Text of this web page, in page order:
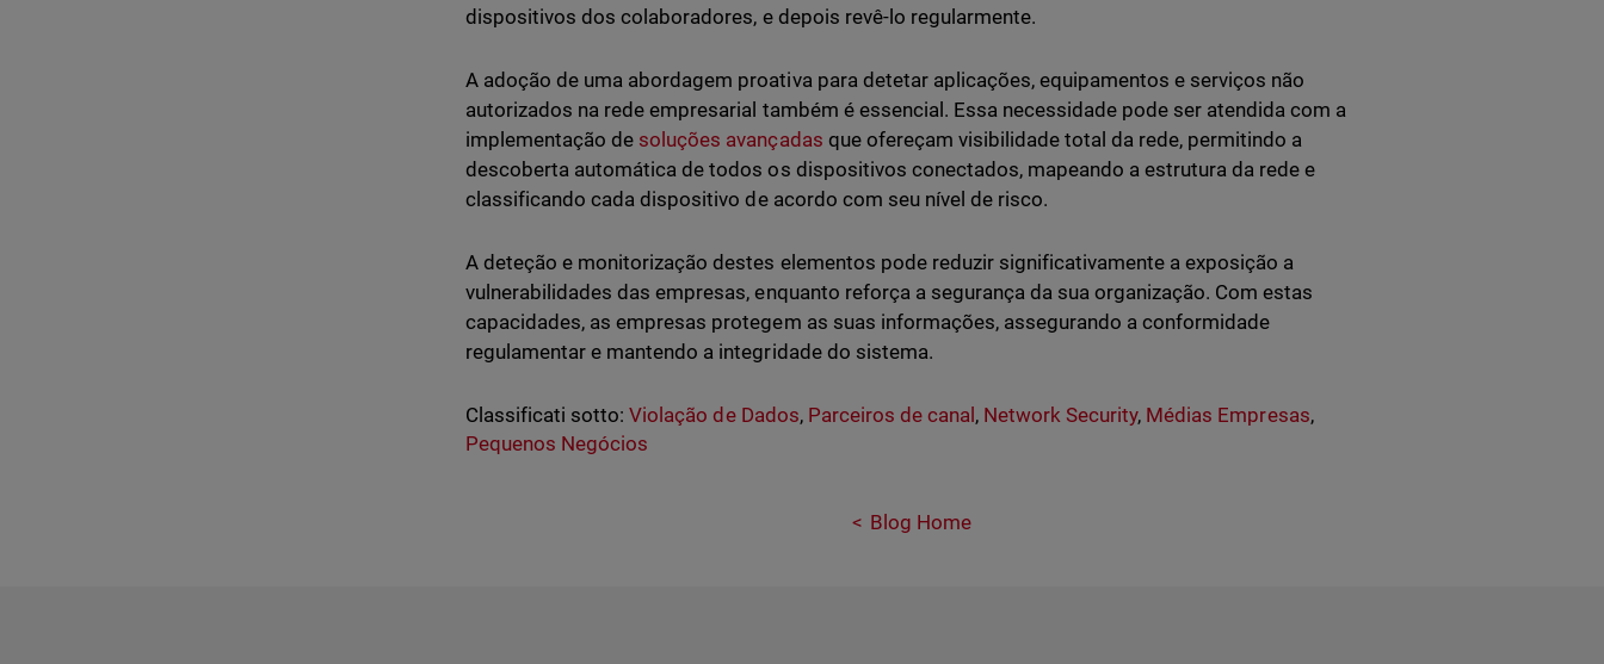
dispositivos dos colaboradores, e depois revê-lo regularmente.
A adoção de uma abordagem proativa para detetar aplicações, equipamentos e serviços não
autorizados na rede empresarial também é essencial. Essa necessidade pode ser atendida com a
implementação de soluções avançadas que ofereçam visibilidade total da rede, permitindo a
descoberta automática de todos os dispositivos conectados, mapeando a estrutura da rede e
classificando cada dispositivo de acordo com seu nível de risco.
A deteção e monitorização destes elementos pode reduzir significativamente a exposição a
vulnerabilidades das empresas, enquanto reforça a segurança da sua organização. Com estas
capacidades, as empresas protegem as suas informações, assegurando a conformidade
regulamentar e mantendo a integridade do sistema.
Classificati sotto: Violação de Dados, Parceiros de canal , Network Security, Médias Empresas,
Pequenos Negócios
Blog Home